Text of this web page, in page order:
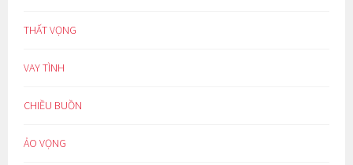
THẤT VỌNG
VAY TÌNH
CHIỀU BUỒN
ẢO VỌNG